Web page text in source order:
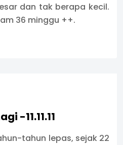
dan tak berapa kecil.
36 minggu ++.
-11.11.11
tahun lepas, sejak 22